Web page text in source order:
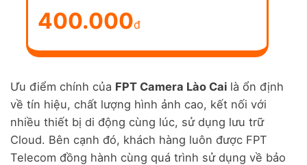
400.000đ
Ưu điểm chính của FPT Camera Lào Cai là ổn định
về tín hiệu, chất lượng hình ảnh cao, kết nối với
nhiều thiết bị di động cùng lúc, sử dụng lưu trữ
Cloud. Bên cạnh đó, khách hàng luôn được FPT
Telecom đồng hành cùng quá trình sử dụng về bảo